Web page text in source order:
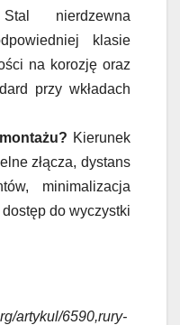
nierdzewna
klasie
na korozję oraz
przy wkładach
Kierunek
złącza, dystans
minimalizacja
do wyczystki
artykul/6590,rury-